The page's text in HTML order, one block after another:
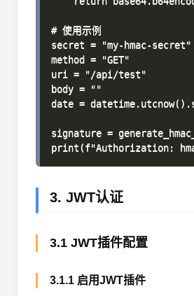
# 使用示例
secret = "my-hmac-secret"
method = "GET"
uri = "/api/test"
body = ""
date =
signature =
3. JWT认证
3.1 JWT插件配置
3.1.1 启用JWT插件